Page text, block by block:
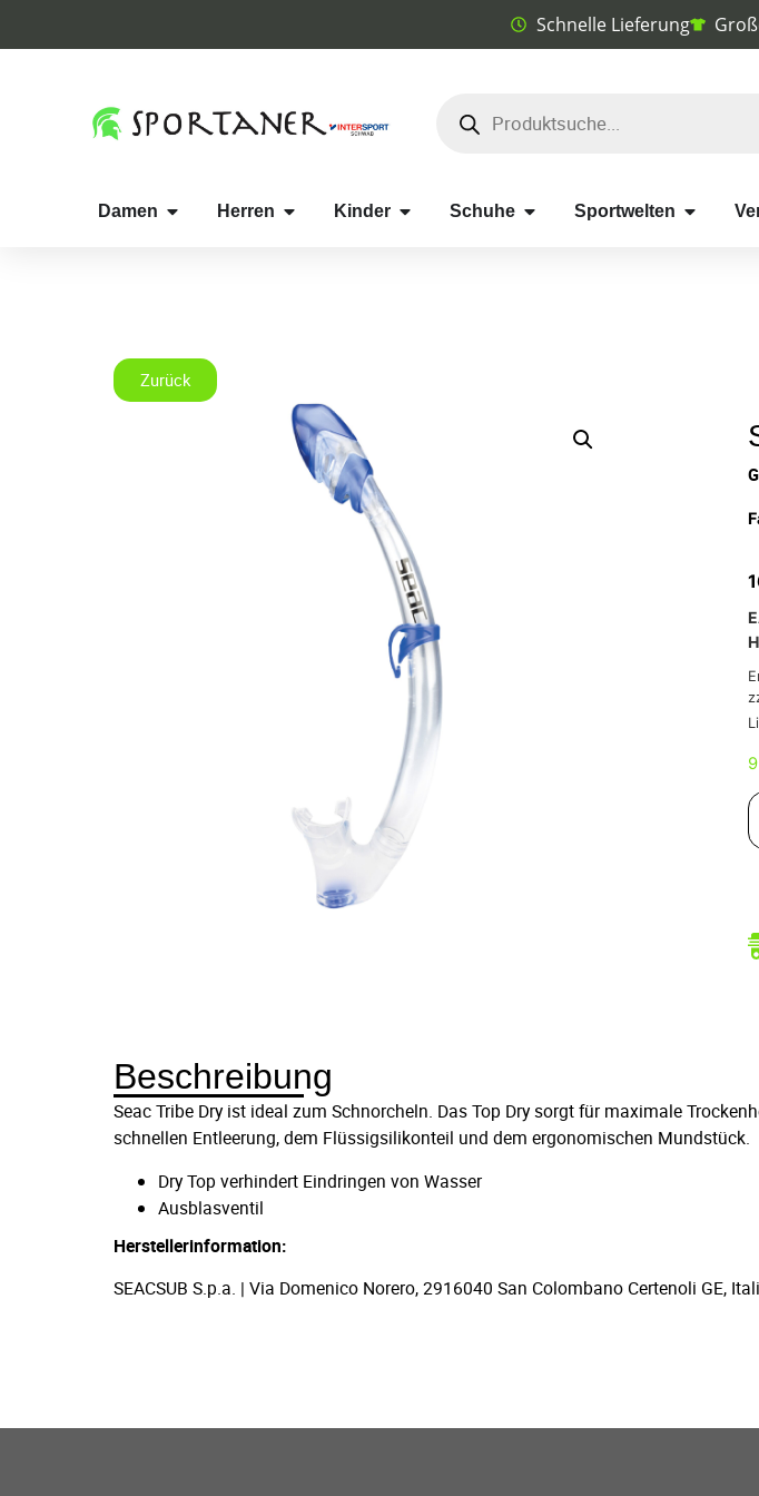
Schnelle Lieferung
Damen Herren Kinder Schuhe Sportwelten
Zurück
Beschreibung
Seac Tribe Dry ist ideal zum Schnorcheln. Das Top Dry sorgt für maximale
schnellen Entleerung, dem Flüssigsilikonteil und dem ergonomischen Mundstück.
Dry Top verhindert Eindringen von Wasser
Ausblasventil
Herstellerinformation:
SEACSUB S.p.a. | Via Domenico Norero, 2916040 San Colombano Certenoli GE,